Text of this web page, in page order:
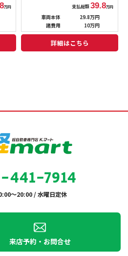
万円 支払総額39.8万円
車両本体
29.8万円
諸費用
10万円
詳細はこちら
441-7914
～20:00 / 水曜日定休
来店予約・お問合せ